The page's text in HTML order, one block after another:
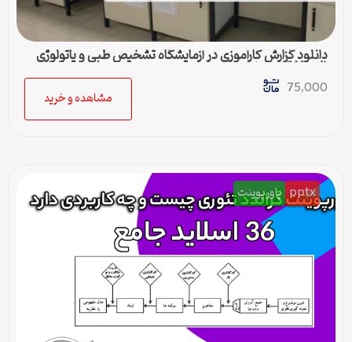
دانلود گزارش کارآموزی در آزمایشگاه تشخیص طبی و پاتولوژی
(Word) – کامل و جامع
75,000
مشاهده و خرید
pptx پاورپوینت